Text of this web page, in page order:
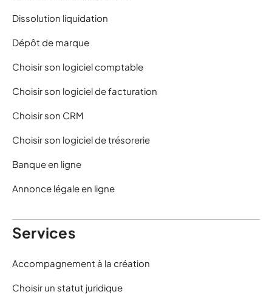
Dissolution liquidation
Dépôt de marque
Choisir son logiciel comptable
Choisir son logiciel de facturation
Choisir son CRM
Choisir son logiciel de trésorerie
Banque en ligne
Annonce légale en ligne
Services
Accompagnement à la création
Choisir un statut juridique